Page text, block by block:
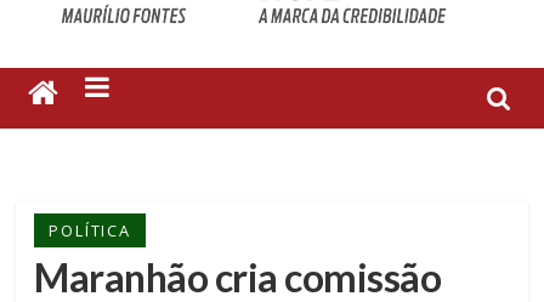
POLÍTICA
Maranhão cria comissão